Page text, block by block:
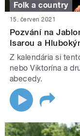
Folk a country
15. červen 2021
Pozvání na
Isarou a
Z kalendária si
nebo Viktorína a
abecedy.